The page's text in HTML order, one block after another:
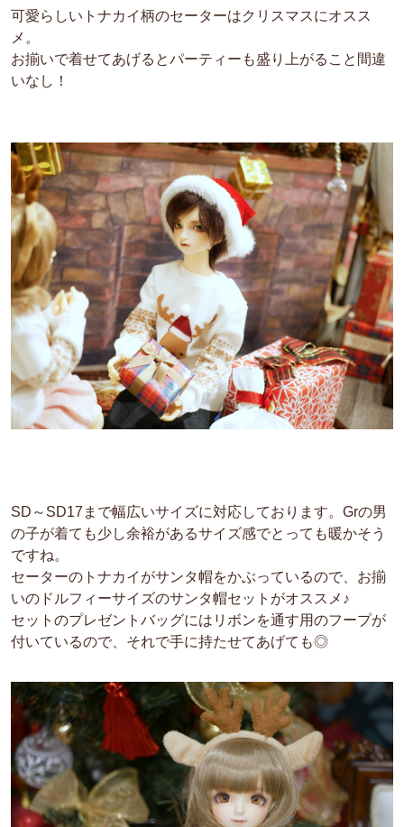
可愛らしいトナカイ柄のセーターはクリスマスにオスス
メ。
お揃いで着せてあげるとパーティーも盛り上がること間違
いなし！
SD～SD17まで幅広いサイズに対応しております。Grの男
の子が着ても少し余裕があるサイズ感でとっても暖かそう
ですね。
セーターのトナカイがサンタ帽をかぶっているので、お揃
いのドルフィーサイズのサンタ帽セットがオススメ♪
セットのプレゼントバッグにはリボンを通す用のフープが
付いているので、それで手に持たせてあげても◎